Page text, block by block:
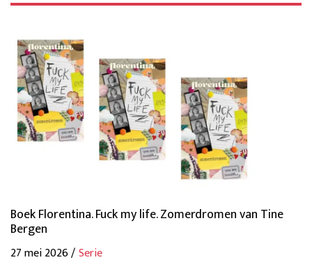
Boek Florentina. Fuck my life. Zomerdromen van Tine
Bergen
27 mei 2026 /Serie